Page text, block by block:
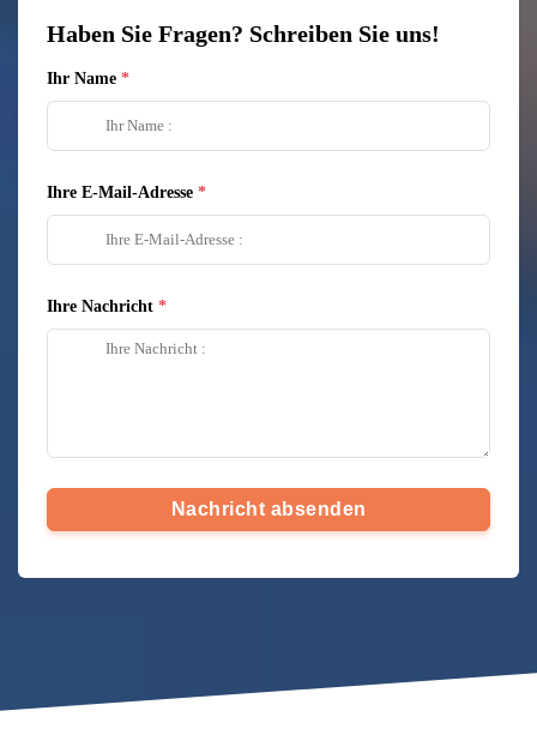
Haben Sie Fragen? Schreiben Sie uns!
Ihr Name
Ihre E-Mail-Adresse
Ihre Nachricht
Nachricht absenden